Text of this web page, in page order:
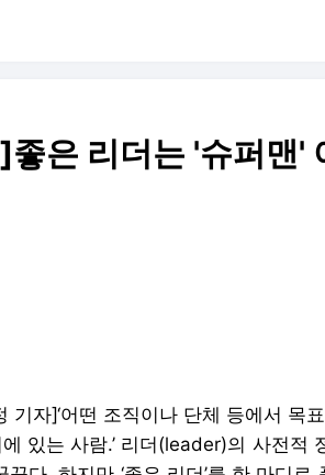
은 리더는 '슈퍼맨'
기자]‘어떤 조직이나 단체 등에서 목
있는 사람.’ 리더(leader)의 사전적